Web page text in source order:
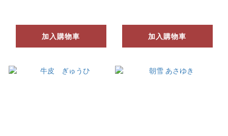
加入購物車 加入購物車